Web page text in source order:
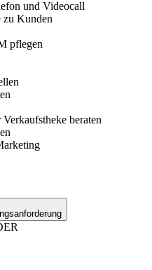
und Videocall
zu Kunden
pflegen
beraten